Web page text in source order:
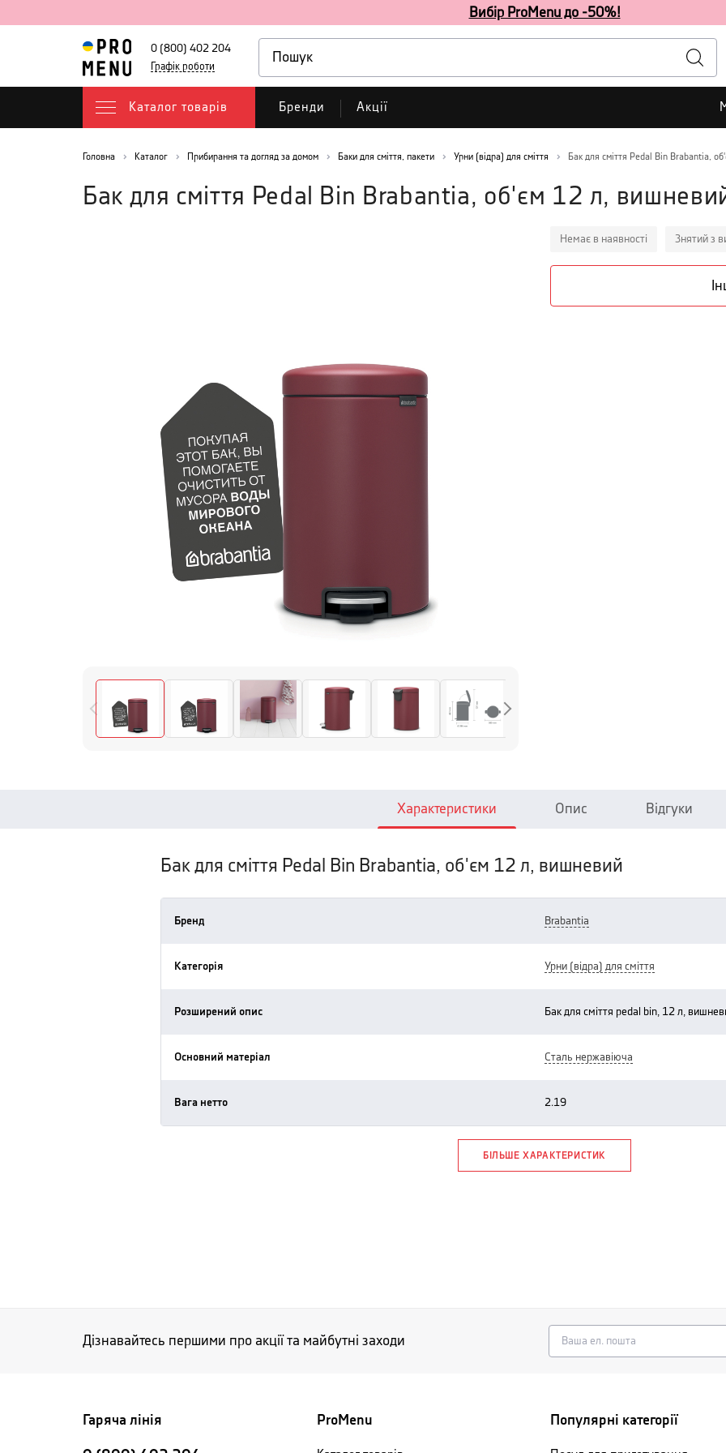
Вибір ProMenu до -50%!
0 (800) 402 204
Графік роботи
Каталог товарів Бренди Акції
Головна Каталог Прибирання та догляд за домом Баки для сміття, пакети Урни (відра) для сміття Бак для сміття Pedal Bin Brabantia,
Бак для сміття Pedal Bin Brabantia, об'єм 12 л,
Немає в наявності Знятий з
Характеристики Опис Відгуки
Бак для сміття Pedal Bin Brabantia, об'єм 12 л, вишневий
Бренд brabantia
Категорія урни (відра) для сміття
Розширений опис бак для сміття pedal bin, 12 л,
Основний матеріал сталь нержавіюча
Вага нетто 2.19
БІЛЬШЕ ХАРАКТЕРИСТИК
Дізнавайтесь першими про акції та майбутні заходи
Гаряча лінія ProMenu Популярні категорії